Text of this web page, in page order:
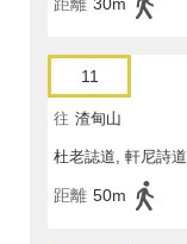
距離 30m
11
往 渣甸山
杜老誌道, 軒尼詩道
距離 50m